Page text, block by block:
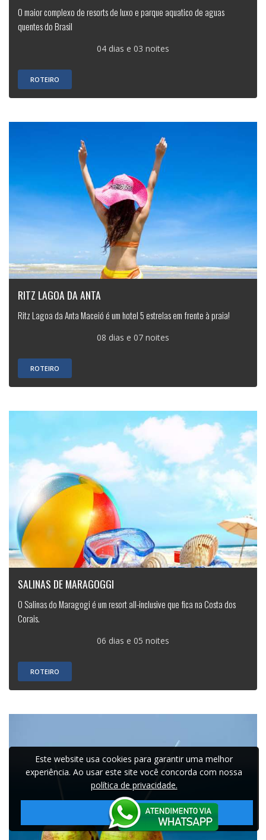
O maior complexo de resorts de luxo e parque aquatico de aguas
quentes do Brasil
04 dias e 03 noites
ROTEIRO
RITZ LAGOA DA ANTA
Ritz Lagoa da Anta Maceió é um hotel 5 estrelas em frente à praia!
08 dias e 07 noites
ROTEIRO
SALINAS DE MARAGOGGI
O Salinas do Maragogi é um resort all-inclusive que fica na Costa dos
Corais.
06 dias e 05 noites
ROTEIRO
Este website usa cookies para garantir uma melhor
experiência. Ao usar este site você concorda com nossa
política de privacidade.
Aceitar!